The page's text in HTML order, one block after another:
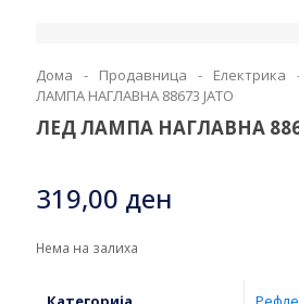
Дома - Продавница - Електрика
ЛАМПА НАГЛАВНА 88673 ЈАТО
ЛЕД ЛАМПА НАГЛАВНА
319,00 ден
Нема на залиха